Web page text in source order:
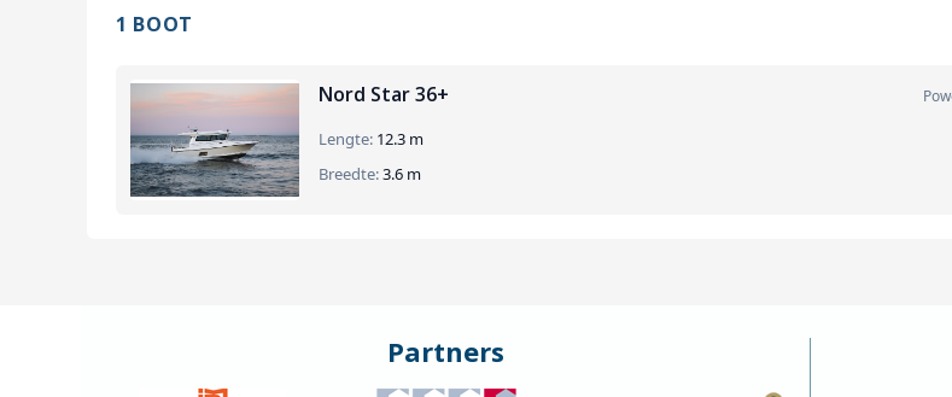
1 BOOT
Nord Star 36+
Lengte: 12.3 m
Breedte:3.6 m
Partners